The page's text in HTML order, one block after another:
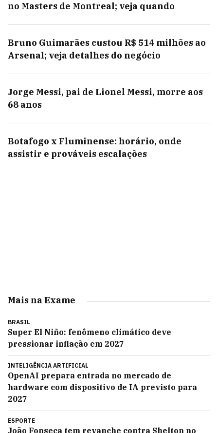
no Masters de Montreal; veja quando
Bruno Guimarães custou R$ 514 milhões ao
Arsenal; veja detalhes do negócio
Jorge Messi, pai de Lionel Messi, morre aos
68 anos
Botafogo x Fluminense: horário, onde
assistir e prováveis escalações
Mais na Exame
BRASIL
Super El Niño: fenômeno climático deve
pressionar inflação em 2027
INTELIGÊNCIA ARTIFICIAL
OpenAI prepara entrada no mercado de
hardware com dispositivo de IA previsto para
2027
ESPORTE
João Fonseca tem revanche contra Shelton no